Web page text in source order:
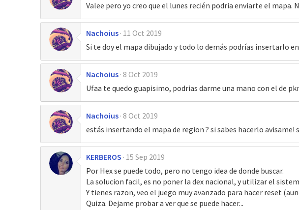
Valee pero yo creo que el lunes recién podria enviarte el mapa.
Nachoius 11 Oct 2019
Si te doy el mapa dibujado y todo lo demás podrías insertarlo
Nachoius 8 Oct 2019
Ufaa te quedo guapisimo, podrias darme una mano con el de
Nachoius 8 Oct 2019
estás insertando el mapa de region ? si sabes hacerlo avisame!
KERBEROS 15 Sep 2019
Por Hex se puede todo, pero no tengo idea de donde buscar.
La solucion facil, es no poner la dex nacional, y utilizar el
Y tienes razon, veo el juego muy avanzado para hacer reset
Quiza. Dejame probar a ver que se puede hacer...